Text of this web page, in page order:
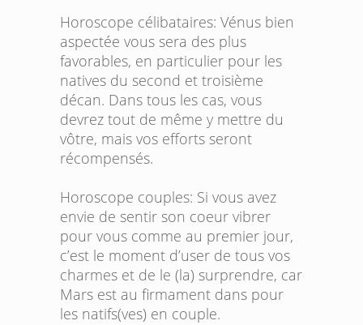
Horoscope célibataires: Vénus bien
aspectée vous sera des plus
favorables, en particulier pour les
natives du second et troisième
décan. Dans tous les cas, vous
devrez tout de même y mettre du
vôtre, mais vos efforts seront
récompensés.
Horoscope couples: Si vous avez
envie de sentir son coeur vibrer
pour vous comme au premier jour,
c’est le moment d’user de tous vos
charmes et de le (la) surprendre, car
Mars est au firmament dans pour
les natifs(ves) en couple.